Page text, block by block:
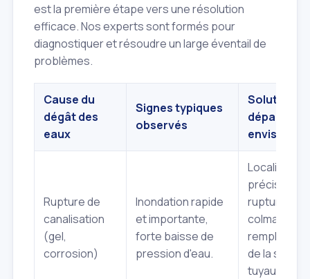
est la première étape vers une résolution
efficace. Nos experts sont formés pour
diagnostiquer et résoudre un large éventail de
problèmes.
Cause du
dégât des
eaux
Signes typiques
observés
Solution de
dépannage
envisagée
Rupture de
canalisation
(gel,
corrosion)
Inondation rapide
et importante,
forte baisse de
pression d'eau.
Localisation
précise de
rupture,
colmatage
de la
tuyau